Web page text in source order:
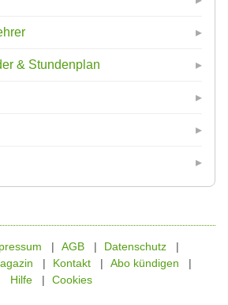
& Stundenplan
AGB
Datenschutz
Kontakt
Abo kündigen
Hilfe
Cookies